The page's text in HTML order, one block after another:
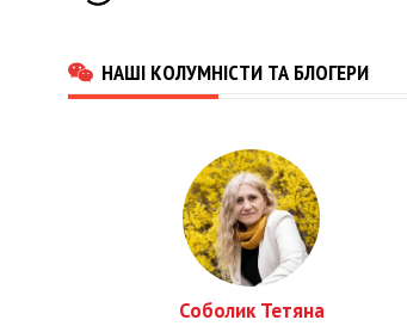
НАШІ КОЛУМНІСТИ ТА БЛОГЕРИ
Соболик Тетяна